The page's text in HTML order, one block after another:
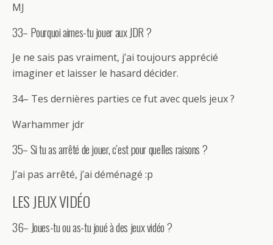
MJ
33– Pourquoi aimes-tu jouer aux JDR ?
Je ne sais pas vraiment, j’ai toujours apprécié
imaginer et laisser le hasard décider.
34– Tes dernières parties ce fut avec quels jeux ?
Warhammer jdr
35– Si tu as arrêté de jouer, c’est pour quelles raisons ?
J’ai pas arrêté, j’ai déménagé :p
LES JEUX VIDÉO
36– Joues-tu ou as-tu joué à des jeux vidéo ?